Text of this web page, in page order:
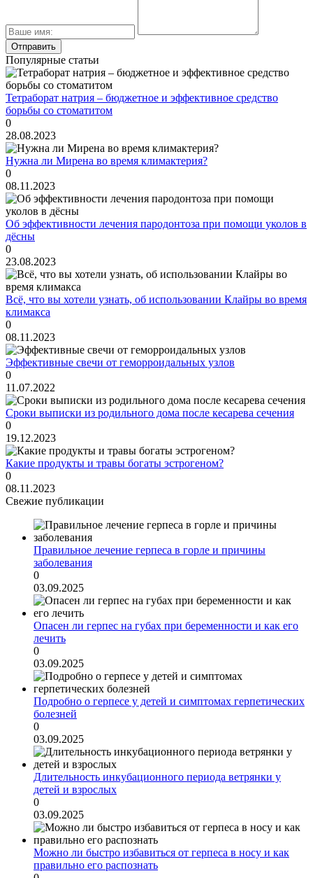
Популярные статьи
Тетраборат натрия – бюджетное и эффективное средство
борьбы со стоматитом
0
28.08.2023
Нужна ли Мирена во время климактерия?
0
08.11.2023
Об эффективности лечения пародонтоза при помощи уколов в
дёсны
0
23.08.2023
Всё, что вы хотели узнать, об использовании Клайры во время
климакса
0
08.11.2023
Эффективные свечи от геморроидальных узлов
0
11.07.2022
Сроки выписки из родильного дома после кесарева сечения
0
19.12.2023
Какие продукты и травы богаты эстрогеном?
0
08.11.2023
Свежие публикации
Правильное лечение герпеса в горле и причины
заболевания
0
03.09.2025
Опасен ли герпес на губах при беременности и как его
лечить
0
03.09.2025
Подробно о герпесе у детей и симптомах герпетических
болезней
0
03.09.2025
Длительность инкубационного периода ветрянки у
детей и взрослых
0
03.09.2025
Можно ли быстро избавиться от герпеса в носу и как
правильно его распознать